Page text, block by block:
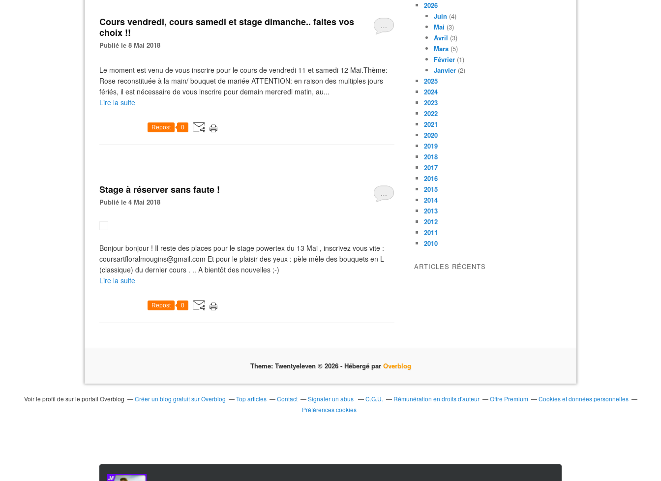
…
Cours vendredi, cours samedi et stage dimanche.. faites vos
choix !!
Publié le 8 Mai 2018
Le moment est venu de vous inscrire pour le cours de vendredi 11 et samedi 12 Mai.Thème:
Rose reconstituée à la main/ bouquet de mariée ATTENTION: en raison des multiples jours
fériés, il est nécessaire de vous inscrire pour demain mercredi matin, au...
Lire la suite
Repost 0
…
Stage à réserver sans faute !
Publié le 4 Mai 2018
Bonjour bonjour ! Il reste des places pour le stage powertex du 13 Mai , inscrivez vous vite :
coursartfloralmougins@gmail.com Et pour le plaisir des yeux : pèle mêle des bouquets en L
(classique) du dernier cours . .. A bientôt des nouvelles ;-)
Lire la suite
Repost 0
2026
Juin (4)
Mai (3)
Avril (3)
Mars (5)
Février (1)
Janvier (2)
2025
2024
2023
2022
2021
2020
2019
2018
2017
2016
2015
2014
2013
2012
2011
2010
ARTICLES RÉCENTS
Theme: Twentyeleven © 2026 - Hébergé par Overblog
Voir le profil de sur le portail Overblog Créer un blog gratuit sur Overblog Top articles Contact Signaler un abus C.G.U. Rémunération en droits d'auteur Offre Premium
Cookies et données personnelles
Préférences cookies